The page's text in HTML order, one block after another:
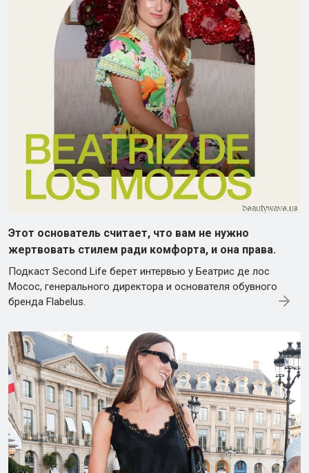
Этот основатель считает, что вам не нужно
жертвовать стилем ради комфорта, и она права.
Подкаст Second Life берет интервью у Беатрис де лос
Мосос, генерального директора и основателя обувного
бренда Flabelus.